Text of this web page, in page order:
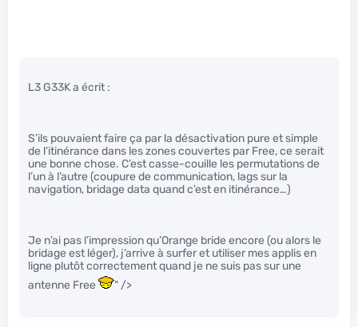
L3 G33K a écrit :
S’ils pouvaient faire ça par la désactivation pure et simple
de l’itinérance dans les zones couvertes par Free, ce serait
une bonne chose. C’est casse-couille les permutations de
l’un à l’autre (coupure de communication, lags sur la
navigation, bridage data quand c’est en itinérance…)
Je n’ai pas l’impression qu’Orange bride encore (ou alors le
bridage est léger), j’arrive à surfer et utiliser mes applis en
ligne plutôt correctement quand je ne suis pas sur une
antenne Free
" />